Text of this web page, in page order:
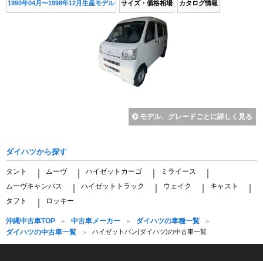
1990年04月〜1998年12月生産モデル サイズ・価格相場 カタログ情報
モデル、グレードごとに詳しく見る
ダイハツから探す
タント ムーヴ ハイゼットカーゴ ミライース
ムーヴキャンバス ハイゼットトラック ウェイク キャスト
タフト ロッキー
沖縄中古車TOP 中古車メーカー
ダイハツの車種一覧
ダイハツの中古車一覧
ハイゼットバン(ダイハツ)の中古車一覧